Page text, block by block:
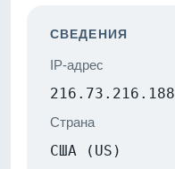
СВЕДЕНИЯ
IP-адрес
216.73.216.188
Страна
США (US)